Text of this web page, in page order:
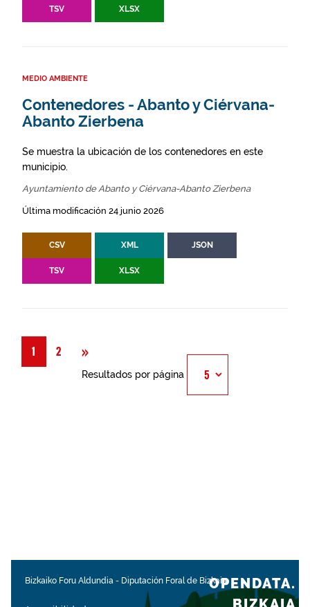
TSV XLSX
MEDIO AMBIENTE
Contenedores - Abanto y Ciérvana-
Abanto Zierbena
Se muestra la ubicación de los contenedores en este
municipio.
Ayuntamiento de Abanto y Ciérvana-Abanto Zierbena
Última modificación 24 junio 2026
CSV XML JSON
TSV XLSX
1 2 »
Resultados por página
Bizkaiko Foru Aldundia - Diputación Foral de BizkaiaOPENDATA.